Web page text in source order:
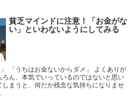
貧乏マインドに注意！「お金がな
い」といわないようにしてみる
」 「うちはお金ないからダメ」 よくありが
ん、本気でいっているのではないと思い
しまうと、何だか残念な気持ちになりませ